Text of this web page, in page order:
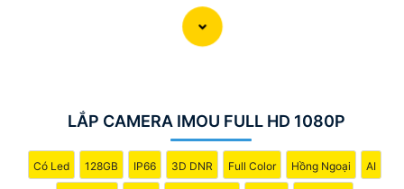
tiết ngay cả trong điều kiện ánh sáng yếu. Công nghệ
DarkFighter của Hikvision cung cấp khả năng tái tạo màu
sắc chính xác và hình ảnh sắc nét, cho phép bạn nhìn rõ
LẮP CAMERA IMOU FULL HD 1080P
Có Led 128GB IP66 3D DNR Full Color Hồng Ngoại AI